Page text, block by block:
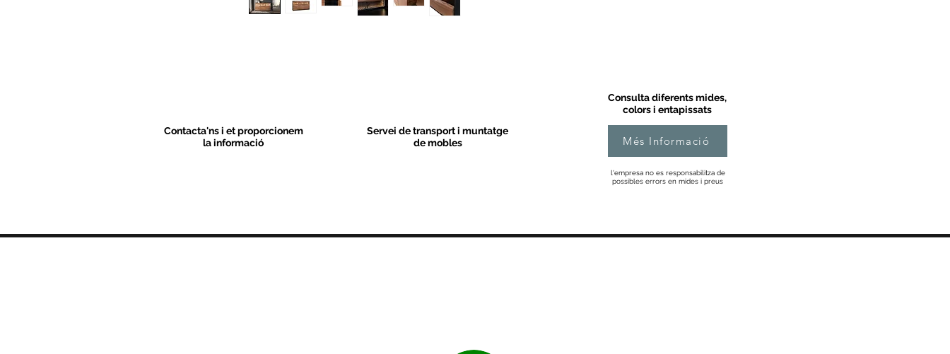
Consulta diferents mides,
colors i entapissats
Contacta'ns i et proporcionem
la informació
Servei de transport i muntatge
de mobles
Més Informació
l'empresa no es responsabilitza de
possibles errors en mides i preus